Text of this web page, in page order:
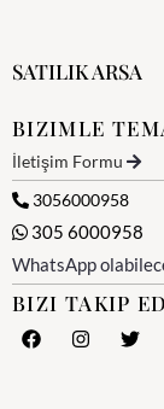
SATILIK ARSA
BIZIMLE
İletişim Formu
3056000958
305 6000958
WhatsApp
BIZI TAKIP